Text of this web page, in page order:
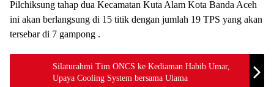
Pilchiksung tahap dua Kecamatan Kuta Alam Kota Banda Aceh
ini akan berlangsung di 15 titik dengan jumlah 19 TPS yang akan
tersebar di 7 gampong .
Silaturahmi Tim ONCS ke Kediaman Habib Umar,
Upaya Cooling System bersama Ulama